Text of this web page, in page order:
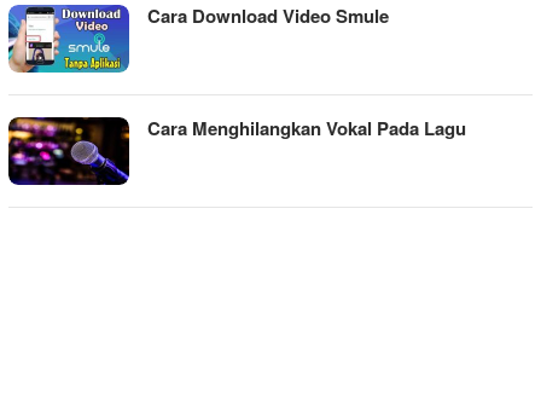
Cara Download Video Smule
Cara Menghilangkan Vokal Pada Lagu